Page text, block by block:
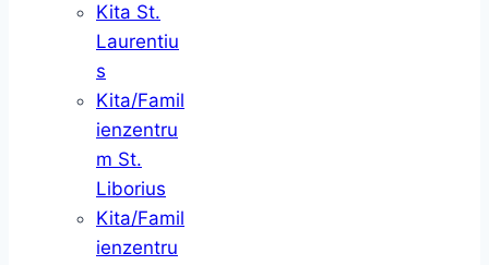
Kita St.
Laurentiu
s
Kita/Famil
ienzentru
m St.
Liborius
Kita/Famil
ienzentru